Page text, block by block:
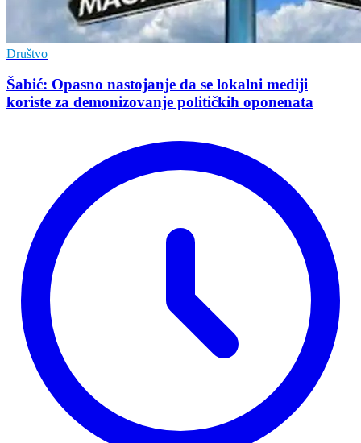
Društvo
Šabić: Opasno nastojanje da se lokalni mediji
koriste za demonizovanje političkih oponenata